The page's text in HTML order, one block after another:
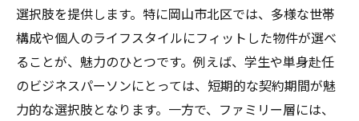
選択肢を提供します。特に岡山市北区では、多様な世帯
構成や個人のライフスタイルにフィットした物件が選べ
ることが、魅力のひとつです。例えば、学生や単身赴任
のビジネスパーソンにとっては、短期的な契約期間が魅
力的な選択肢となります。一方で、ファミリー層には、